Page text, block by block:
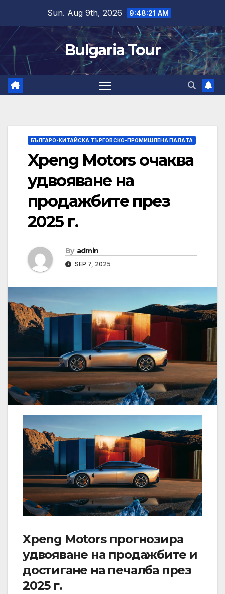
content
Sun. Aug 9th, 2026 9:48:22 AM
Bulgaria Tour
БЪЛГАРО-КИТАЙСКА ТЪРГОВСКО-ПРОМИШЛЕНА ПАЛAТА
Xpeng Motors очаква
удвояване на
продажбите през
2025 г.
By admin
SEP 7, 2025
Xpeng Motors прогнозира
удвояване на продажбите и
достигане на печалба през
2025 г.